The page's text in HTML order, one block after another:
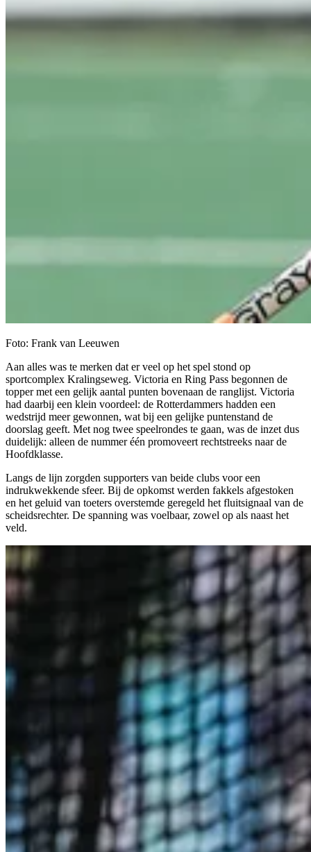
Foto: Frank van Leeuwen
Aan alles was te merken dat er veel op het spel stond op
sportcomplex Kralingseweg. Victoria en Ring Pass begonnen de
topper met een gelijk aantal punten bovenaan de ranglijst. Victoria
had daarbij een klein voordeel: de Rotterdammers hadden een
wedstrijd meer gewonnen, wat bij een gelijke puntenstand de
doorslag geeft. Met nog twee speelrondes te gaan, was de inzet dus
duidelijk: alleen de nummer één promoveert rechtstreeks naar de
Hoofdklasse.
Langs de lijn zorgden supporters van beide clubs voor een
indrukwekkende sfeer. Bij de opkomst werden fakkels afgestoken
en het geluid van toeters overstemde geregeld het fluitsignaal van de
scheidsrechter. De spanning was voelbaar, zowel op als naast het
veld.